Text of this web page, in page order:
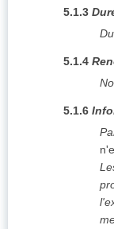
5.1.3
5.1.4
5.1.6